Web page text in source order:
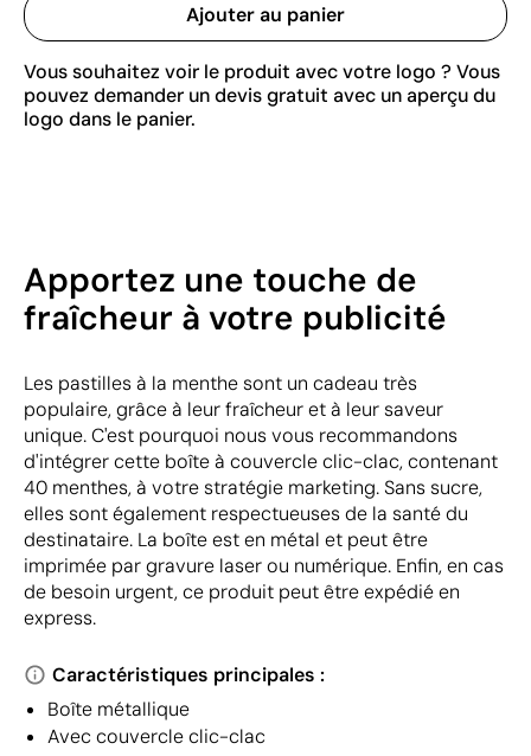
Ajouter au panier
Vous souhaitez voir le produit avec votre logo ? Vous
pouvez demander un devis gratuit avec un aperçu du
logo dans le panier.
Apportez une touche de
fraîcheur à votre publicité
Les pastilles à la menthe sont un cadeau très
populaire, grâce à leur fraîcheur et à leur saveur
unique. C'est pourquoi nous vous recommandons
d'intégrer cette boîte à couvercle clic-clac, contenant
40 menthes, à votre stratégie marketing. Sans sucre,
elles sont également respectueuses de la santé du
destinataire. La boîte est en métal et peut être
imprimée par gravure laser ou numérique. Enfin, en cas
de besoin urgent, ce produit peut être expédié en
express.
Caractéristiques principales :
Boîte métallique
Avec couvercle clic-clac